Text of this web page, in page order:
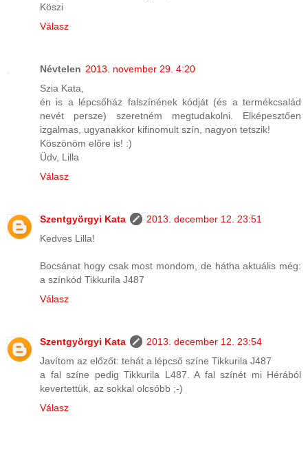
Köszi
Válasz
Névtelen 2013. november 29. 4:20
Szia Kata,
én is a lépcsőház falszínének kódját (és a termékcsalád
nevét persze) szeretném megtudakolni. Elképesztően
izgalmas, ugyanakkor kifinomult szín, nagyon tetszik!
Köszönöm előre is! :)
Üdv, Lilla
Válasz
Szentgyörgyi Kata
2013. december 12. 23:51
Kedves Lilla!
Bocsánat hogy csak most mondom, de hátha aktuális még:
a színkód Tikkurila J487
Válasz
Szentgyörgyi Kata
2013. december 12. 23:54
Javítom az előzőt: tehát a lépcső színe Tikkurila J487
a fal színe pedig Tikkurila L487. A fal színét mi Hérából
kevertettük, az sokkal olcsóbb ;-)
Válasz